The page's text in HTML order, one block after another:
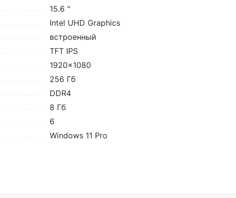
15.6 "
Intel UHD Graphics
встроенный
TFT IPS
1920x1080
256 Гб
DDR4
8 Гб
6
Windows 11 Pro